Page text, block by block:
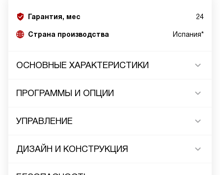
Гарантия, мес 24
Страна производства Испания*
ОСНОВНЫЕ ХАРАКТЕРИСТИКИ
ПРОГРАММЫ И ОПЦИИ
УПРАВЛЕНИЕ
ДИЗАЙН И КОНСТРУКЦИЯ